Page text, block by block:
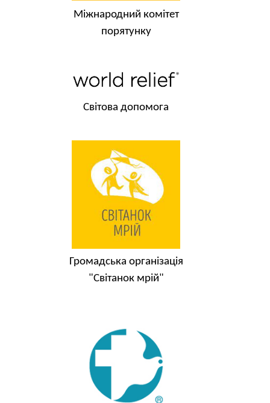
Міжнародний комітет
порятунку
Світова допомога
Громадська організація
"Світанок мрій"